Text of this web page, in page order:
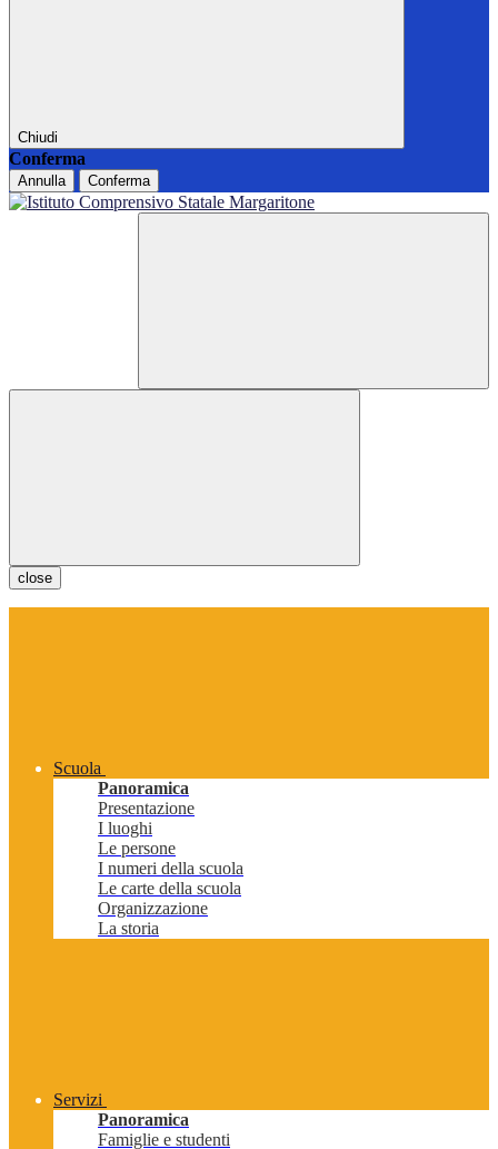
Chiudi
Conferma
Annulla Conferma
close
Scuola
Panoramica
Presentazione
I luoghi
Le persone
I numeri della scuola
Le carte della scuola
Organizzazione
La storia
Servizi
Panoramica
Famiglie e studenti